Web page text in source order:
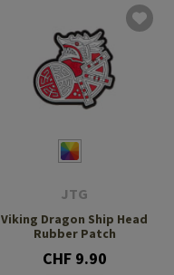
JTG
Viking Dragon Ship Head
Rubber Patch
CHF 9.90